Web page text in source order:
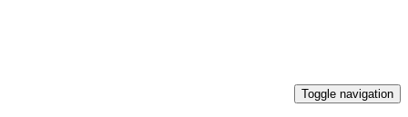
Toggle navigation